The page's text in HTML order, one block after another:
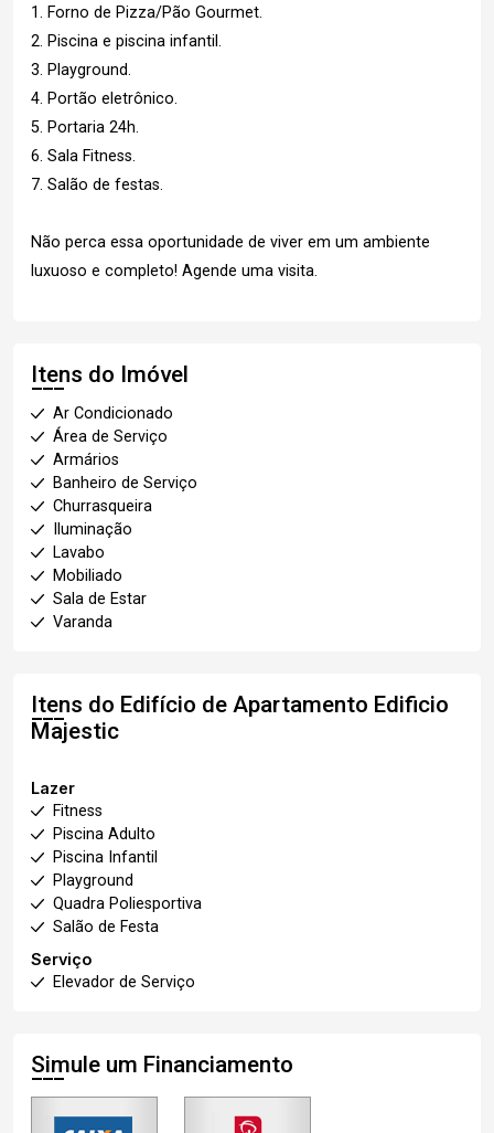
1. Forno de Pizza/Pão Gourmet.
2. Piscina e piscina infantil.
3. Playground.
4. Portão eletrônico.
5. Portaria 24h.
6. Sala Fitness.
7. Salão de festas.
Não perca essa oportunidade de viver em um ambiente
luxuoso e completo! Agende uma visita.
Itens do Imóvel
Ar Condicionado
Área de Serviço
Armários
Banheiro de Serviço
Churrasqueira
Iluminação
Lavabo
Mobiliado
Sala de Estar
Varanda
Itens do Edifício de Apartamento Edificio
Majestic
Lazer
Fitness
Piscina Adulto
Piscina Infantil
Playground
Quadra Poliesportiva
Salão de Festa
Serviço
Elevador de Serviço
Simule um Financiamento